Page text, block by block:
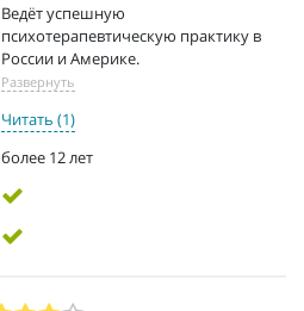
Ведёт успешную
психотерапевтическую практику в
России и Америке.
Развернуть
Читать (1)
более 12 лет